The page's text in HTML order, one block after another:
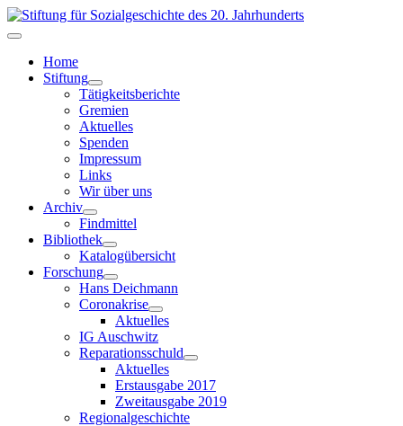
Home
Stiftung
Tätigkeitsberichte
Gremien
Aktuelles
Spenden
Impressum
Links
Wir über uns
Archiv
Findmittel
Bibliothek
Katalogübersicht
Forschung
Hans Deichmann
Coronakrise
Aktuelles
IG Auschwitz
Reparationsschuld
Aktuelles
Erstausgabe 2017
Zweitausgabe 2019
Regionalgeschichte